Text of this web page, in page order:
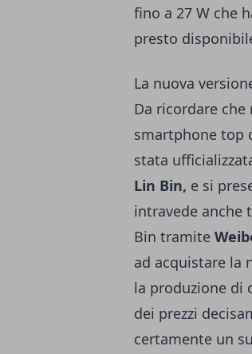
fino a 27 W che
presto
La nuova
Da ricordare
smartphone top
stata
Lin Bin, e si
intravede anche
Bin tramite
ad acquistare la
la produzione di
dei prezzi
certamente un